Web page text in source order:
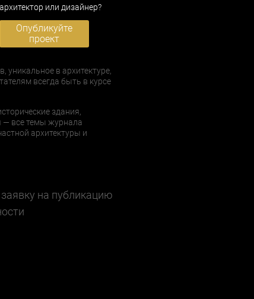
архитектор или дизайнер?
Опубликуйте
проект
уникальное в архитектуре,
всегда быть в курсе
здания,
— все темы журнала
архитектуры и
на публикацию